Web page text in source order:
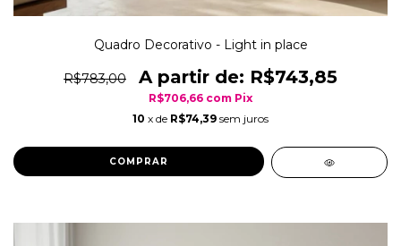
Quadro Decorativo - Light in place
R$783,00 R$743,85
R$706,66 com Pix
10 x de R$74,39 sem juros
COMPRAR